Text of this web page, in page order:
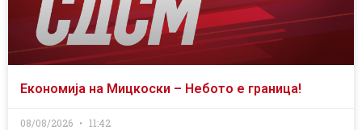
Економија на Мицкоски – Небото е граница!
08/08/2026 11:42